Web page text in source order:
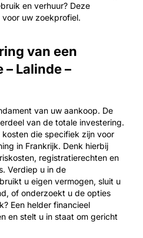
en verhuur? Deze
uw zoekprofiel.
van een
Lalinde –
van uw aankoop. De
van de totale investering.
die specifiek zijn voor
in Frankrijk. Denk hierbij
registratierechten en
Verdiep u in de
u eigen vermogen, sluit u
of onderzoekt u de opties
Een helder financieel
en stelt u in staat om gericht